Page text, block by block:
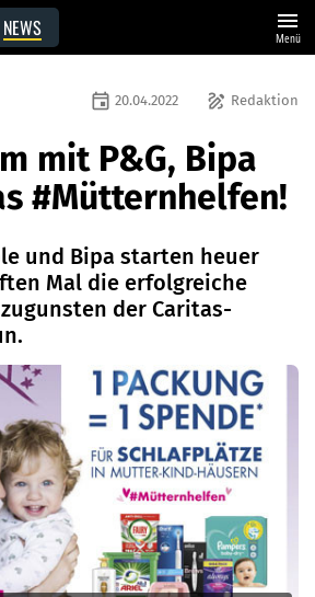
NEWS menu
Menü
draw Redaktion
event 20.04.2022
mit P&G, Bipa
#Mütternhelfen!
und Bipa starten heuer
Mal die erfolgreiche
der Caritas-